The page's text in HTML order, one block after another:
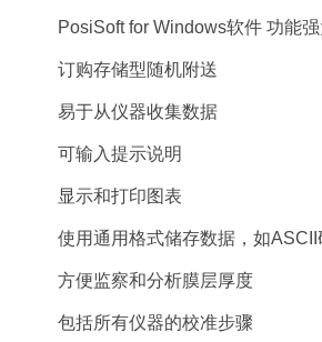
PosiSoft for Windows软件 功能
订购存储型随机附送
易于从仪器收集数据
可输入提示说明
显示和打印图表
使用通用格式储存数据，如ASCII
方便监察和分析膜层厚度
包括所有仪器的校准步骤